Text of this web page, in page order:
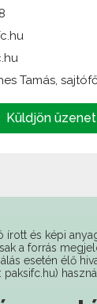
Küldjön
esetén élő
paksifc.hu)